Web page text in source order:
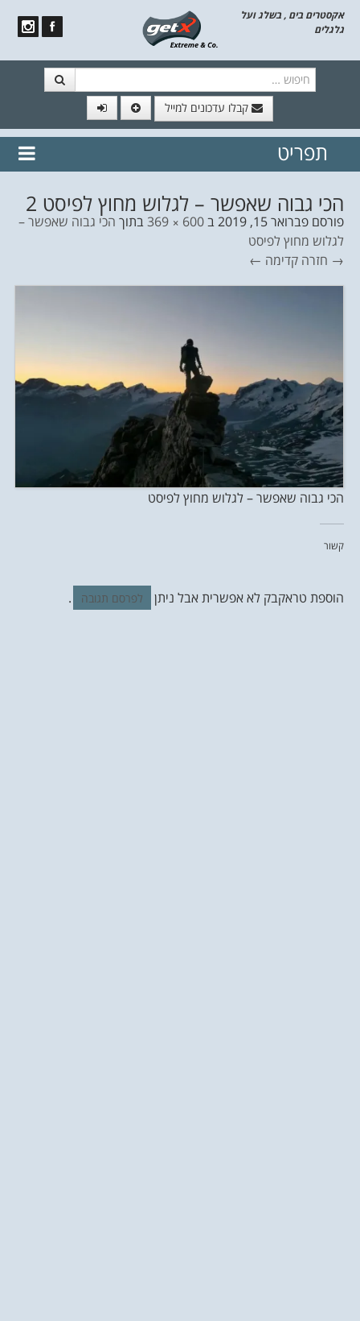
אקסטרים בים , בשלג ועל
גלגלים
קבלו עדכונים למייל
// הצטרף לרשימת תפוצה!
נשמח
תפריט
הכי גבוה שאפשר – לגלוש מחוץ לפיסט 2
פורסם פברואר 15, 2019 ב600 × 369 בתוך הכי גבוה שאפשר –
לגלוש מחוץ לפיסט
→ חזרה קדימה ←
הכי גבוה שאפשר – לגלוש מחוץ לפיסט
קשור
הוספת טראקבק לא אפשרית אבל ניתן לפרסם תגובה .